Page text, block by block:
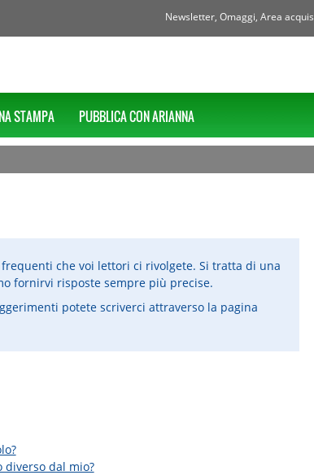
Newsletter, Omaggi, Area
STAMPA PUBBLICA CON ARIANNA
che voi lettori ci rivolgete. Si tratta di una
fornirvi risposte sempre più precise.
potete scriverci attraverso la pagina
dal mio?